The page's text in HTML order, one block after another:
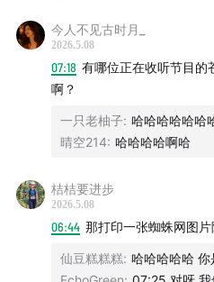
今人不见古时月_
2026.5.08
07:18 有哪位正在收听节目的
啊？
一只老柚子: 哈哈哈哈哈哈
晴空214: 哈哈哈哈啊哈
桔桔要进步
2026.5.08
06:44 那打印一张蜘蛛网图
仙豆糕糕糕: 哈哈哈哈哈 你